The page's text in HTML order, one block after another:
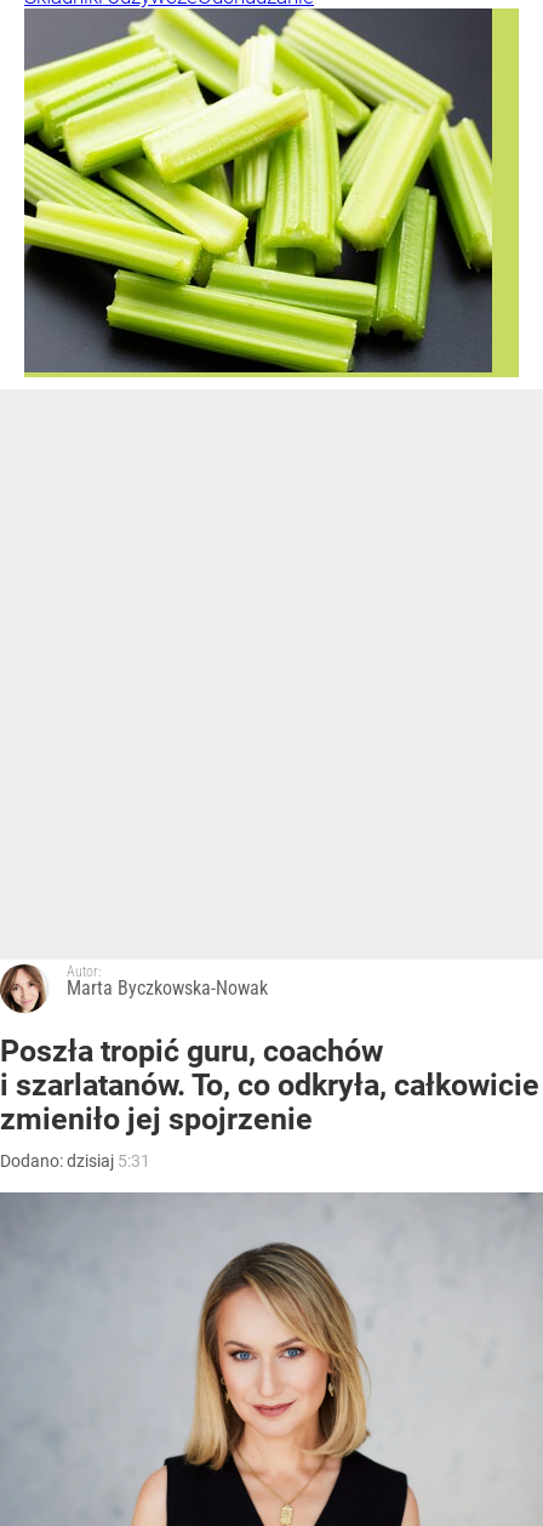
Autor:
Marta Byczkowska-Nowak
Poszła tropić guru, coachów
i szarlatanów. To, co odkryła, całkowicie
zmieniło jej spojrzenie
Dodano:dzisiaj 5:31